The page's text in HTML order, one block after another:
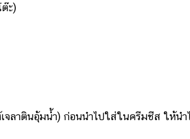
ะ)
จลาตินอุ้มน้ำ) ก่อนนำไปใส่ในครีมชีส ให้นำ